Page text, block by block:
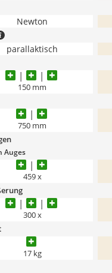
Newton
parallaktisch
150 mm
750 mm
Auges
459 x
300 x
17 kg